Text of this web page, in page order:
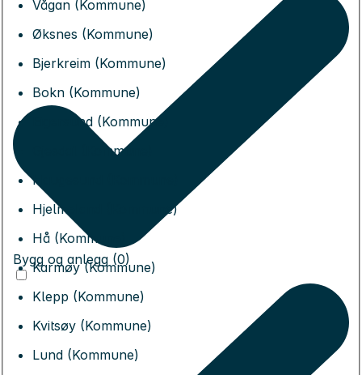
Vågan (Kommune)
Øksnes (Kommune)
Bjerkreim (Kommune)
Bokn (Kommune)
Eigersund (Kommune)
Gjesdal (Kommune)
Haugesund (Kommune)
Hjelmeland (Kommune)
Hå (Kommune)
Karmøy (Kommune)
Klepp (Kommune)
Kvitsøy (Kommune)
Lund (Kommune)
Bygg og anlegg (0)